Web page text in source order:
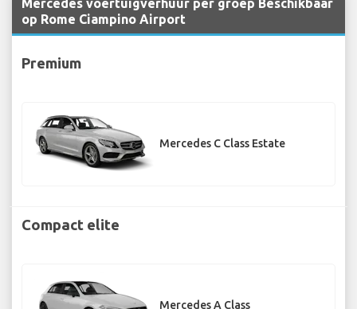
Mercedes voertuigverhuur per groep Beschikbaar
op Rome Ciampino Airport
Premium
Mercedes C Class Estate
Compact elite
Mercedes A Class